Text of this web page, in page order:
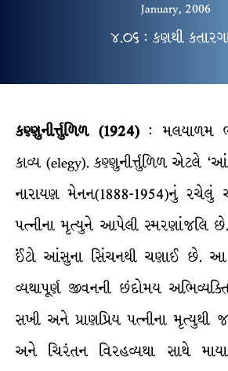
January, 2006
૪.૦૬ : કણથી
કણ્ણુનીર્ત્તુળિળ (1924): મલયાળમ
કાવ્ય (elegy). કણ્ણુનીર્ત્તુળિળ એટલે
નારાયણ મેનન(1888-1954)નું રચેલું
પત્નીના મૃત્યુને આપેલી સ્મરણાંજલિ
ઈંટો આંસુના સિંચનથી ચણાઈ છે. આ
વ્યથાપૂર્ણ જીવનની છંદોમય
સખી અને પ્રાણપ્રિય પત્નીના
અને ચિરંતન વિરહવ્યથા સાથે